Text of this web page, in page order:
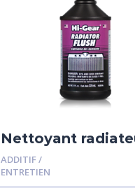
Nettoyant
ADDITIF /
ENTRETIEN